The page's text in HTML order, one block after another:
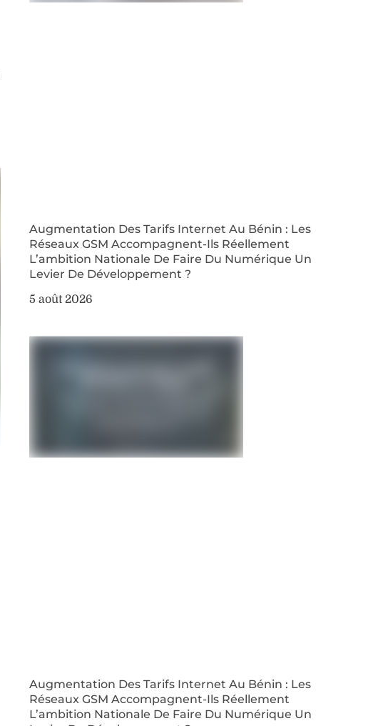
Augmentation Des Tarifs Internet Au Bénin : Les
Réseaux GSM Accompagnent-Ils Réellement
L’ambition Nationale De Faire Du Numérique Un
Levier De Développement ?
5 août 2026
Augmentation Des Tarifs Internet Au Bénin : Les
Réseaux GSM Accompagnent-Ils Réellement
L’ambition Nationale De Faire Du Numérique Un